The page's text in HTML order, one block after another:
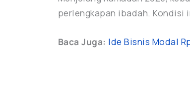
perlengkapan ibadah. Kondisi
Baca Juga: Ide Bisnis Modal